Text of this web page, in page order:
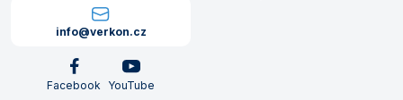
info@verkon.cz
Facebook YouTube